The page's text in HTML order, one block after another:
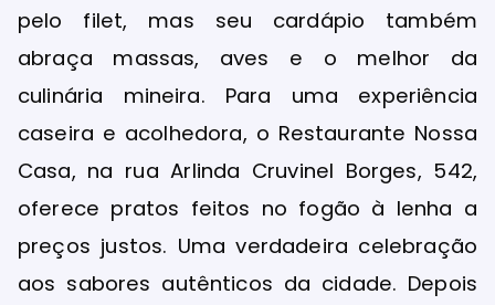
pelo filet, mas seu cardápio também
abraça massas, aves e o melhor da
culinária mineira. Para uma experiência
caseira e acolhedora, o Restaurante Nossa
Casa, na rua Arlinda Cruvinel Borges, 542,
oferece pratos feitos no fogão à lenha a
preços justos. Uma verdadeira celebração
aos sabores autênticos da cidade. Depois